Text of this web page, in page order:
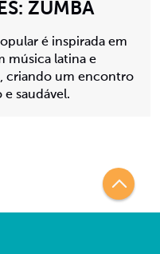
ZUMBA
é inspirada em
música latina e
criando um encontro
saudável.